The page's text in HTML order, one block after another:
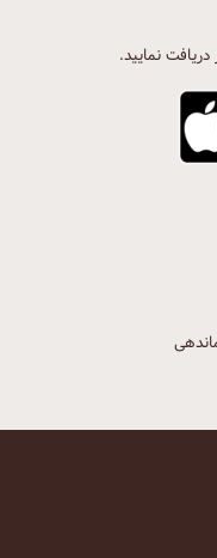
دریافت نمایید.